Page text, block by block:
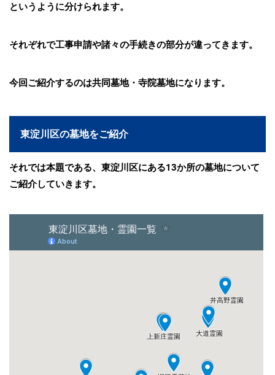
というように分けられます。
それぞれで工事申請や諸々の手続きの部分が違ってきます。
今回ご紹介するのは共同墓地・寺院墓地になります。
東淀川区の墓地をご紹介
それでは本題である、東淀川区にある13か所の墓地について
ご紹介していきます。